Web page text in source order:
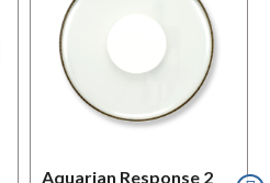
Aquarian Response 2